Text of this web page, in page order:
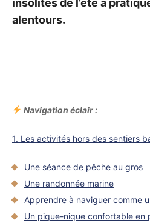
insolites de l’été à
alentours.
Navigation éclair :
1. Les activités hors des sentiers
Une séance de pêche au gros
Une randonnée marine
Apprendre à naviguer comme
Un pique-nique confortable en